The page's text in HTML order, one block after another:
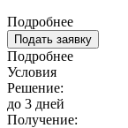
Подробнее
Подать заявку
Подробнее
Условия
Решение:
до 3 дней
Получение: